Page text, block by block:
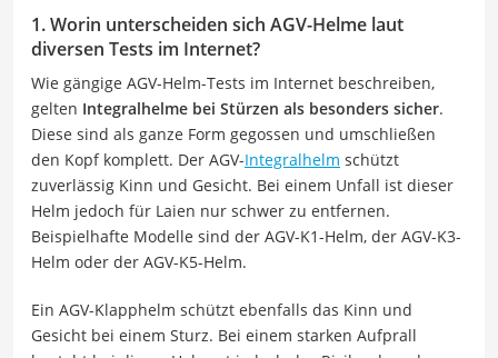
1. Worin unterscheiden sich AGV-Helme laut
diversen Tests im Internet?
Wie gängige AGV-Helm-Tests im Internet beschreiben,
gelten Integralhelme bei Stürzen als besonders sicher.
Diese sind als ganze Form gegossen und umschließen
den Kopf komplett. Der AGV-Integralhelm schützt
zuverlässig Kinn und Gesicht. Bei einem Unfall ist dieser
Helm jedoch für Laien nur schwer zu entfernen.
Beispielhafte Modelle sind der AGV-K1-Helm, der AGV-K3-
Helm oder der AGV-K5-Helm.
Ein AGV-Klapphelm schützt ebenfalls das Kinn und
Gesicht bei einem Sturz. Bei einem starken Aufprall